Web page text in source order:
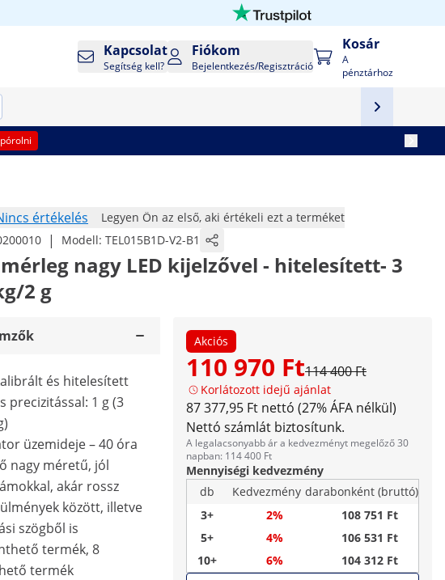
Kapcsolat
Segítség kell?
Fiókom
Bejelentkezés/Regisztráció
Kosár
A
pénztárhoz
értékelés
Legyen Ön az első, aki értékeli ezt a terméket
| Modell: TEL015B1D-V2-B1
nagy LED kijelzővel - hitelesített- 3
2 g
Akciós
110 970 Ft114 400 Ft
Korlátozott idejű ajánlat
87 377,95 Ft nettó (27% ÁFA nélkül)
Nettó számlát biztosítunk.
A legalacsonyabb ár a kedvezményt megelőző 30
napban: 114 400 Ft
Mennyiségi kedvezmény
db
Kedvezmény darabonként (bruttó)
3+
2%
108 751 Ft
5+
4%
106 531 Ft
10+
6%
104 312 Ft
és hitelesített
precizitással: 1 g (3
üzemideje – 40 óra
nagy méretű, jól
akár rossz
között, illetve
szögből is
termék, 8
termék